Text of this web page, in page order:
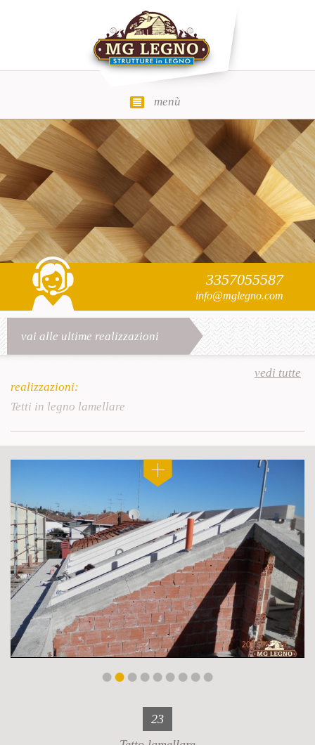
MG Legno
menù
3357055587
info@mglegno.com
vai alle ultime realizzazioni
vedi tutte
realizzazioni:
Tetti in legno lamellare
23